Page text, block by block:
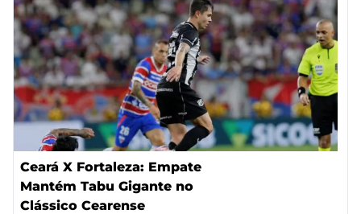
Ceará X Fortaleza: Empate
Mantém Tabu Gigante no
Clássico Cearense